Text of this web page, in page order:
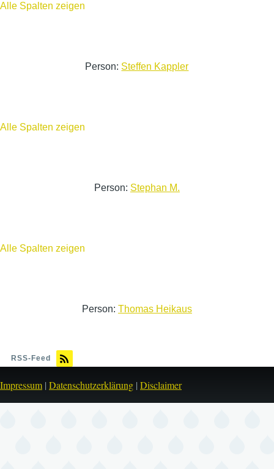
Alle Spalten zeigen
Person: Steffen Kappler
Alle Spalten zeigen
Person: Stephan M.
Alle Spalten zeigen
Person: Thomas Heikaus
RSS-Feed
Impressum | Datenschutzerklärung | Disclaimer